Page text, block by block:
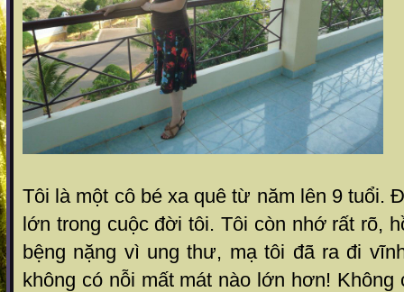
Tôi là một cô bé xa quê từ năm lên 9 tuổi.
lớn trong cuộc đời tôi. Tôi còn nhớ rất rõ,
bệng nặng vì ung thư, mạ tôi đã ra đi
không có nỗi mất mát nào lớn hơn! Không